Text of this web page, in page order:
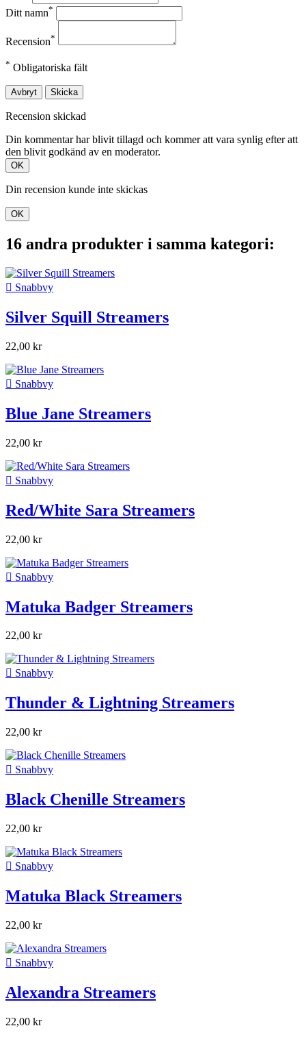
Ditt namn*
Recension*
* Obligatoriska fält
Avbryt Skicka
Recension skickad
Din kommentar har blivit tillagd och kommer att vara synlig efter att
den blivit godkänd av en moderator.
OK
Din recension kunde inte skickas
OK
16 andra produkter i samma kategori:
 Snabbvy
Silver Squill Streamers
22,00 kr
 Snabbvy
Blue Jane Streamers
22,00 kr
 Snabbvy
Red/White Sara Streamers
22,00 kr
 Snabbvy
Matuka Badger Streamers
22,00 kr
 Snabbvy
Thunder & Lightning Streamers
22,00 kr
 Snabbvy
Black Chenille Streamers
22,00 kr
 Snabbvy
Matuka Black Streamers
22,00 kr
 Snabbvy
Alexandra Streamers
22,00 kr